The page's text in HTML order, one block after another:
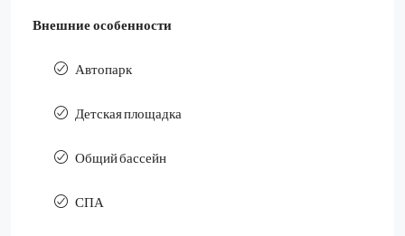
Внешние особенности
Автопарк
Детская площадка
Общий бассейн
СПА